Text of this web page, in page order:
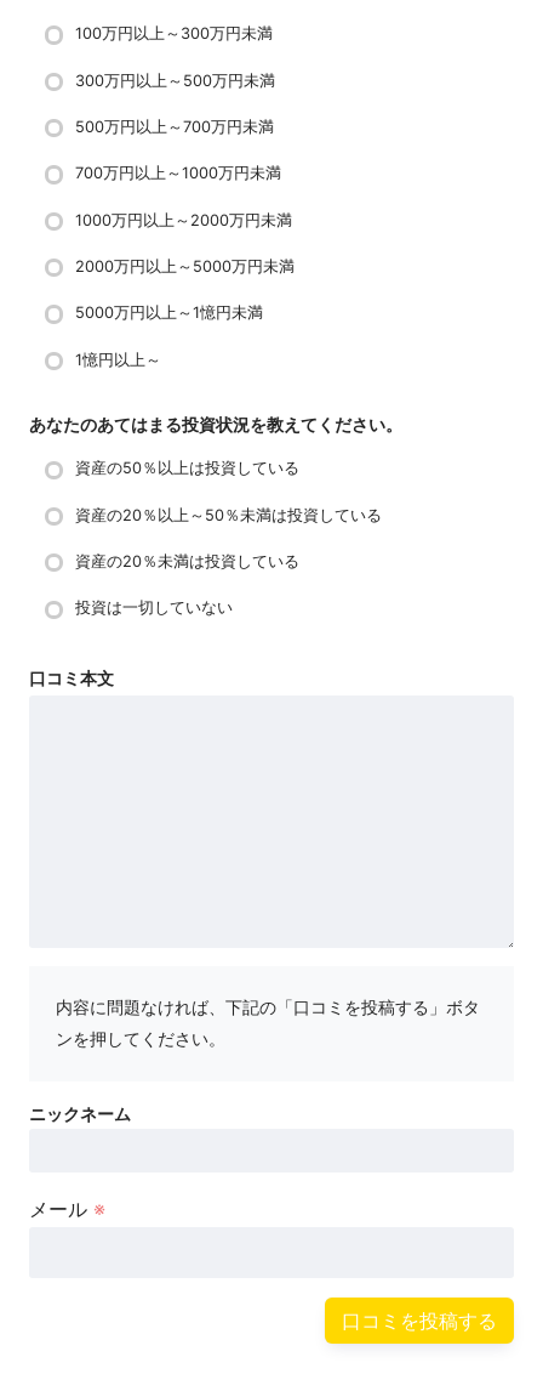
100万円以上～300万円未満
300万円以上～500万円未満
500万円以上～700万円未満
700万円以上～1000万円未満
1000万円以上～2000万円未満
2000万円以上～5000万円未満
5000万円以上～1憶円未満
1憶円以上～
あなたのあてはまる投資状況を教えてください。
資産の50％以上は投資している
資産の20％以上～50％未満は投資している
資産の20％未満は投資している
投資は一切していない
内容に問題なければ、下記の「口コミを投稿する」ボタ
ンを押してください。
メール ※